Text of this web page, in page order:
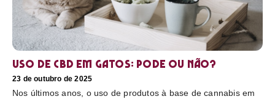
Uso de CBD em gatos: pode ou não?
23 de outubro de 2025
Nos últimos anos, o uso de produtos à base de cannabis em